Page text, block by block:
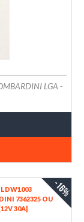
LGA -
LDW1003
7362325 OU
30A]
-16%